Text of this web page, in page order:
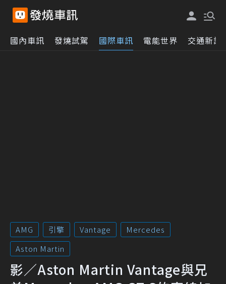
國內車訊 發燒試駕 國際車訊 電能世界 交通新訊
AMG 引擎 Vantage
Mercedes
Aston Martin
影／Aston Martin Vantage與兄